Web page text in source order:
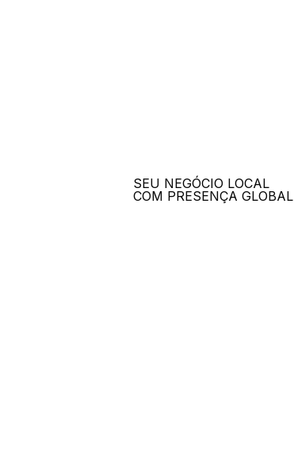
SEU NEGÓCIO LOCAL
COM PRESENÇA GLOBAL